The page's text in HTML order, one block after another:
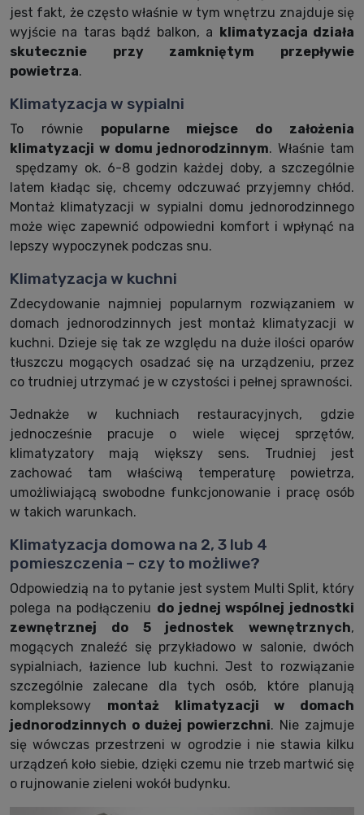
jest fakt, że często właśnie w tym wnętrzu znajduje się
wyjście na taras bądź balkon, a klimatyzacja działa
skutecznie przy zamkniętym przepływie
powietrza.
Klimatyzacja w sypialni
To równie popularne miejsce do założenia
klimatyzacji w domu jednorodzinnym. Właśnie tam
spędzamy ok. 6-8 godzin każdej doby, a szczególnie
latem kładąc się, chcemy odczuwać przyjemny chłód.
Montaż klimatyzacji w sypialni domu jednorodzinnego
może więc zapewnić odpowiedni komfort i wpłynąć na
lepszy wypoczynek podczas snu.
Klimatyzacja w kuchni
Zdecydowanie najmniej popularnym rozwiązaniem w
domach jednorodzinnych jest montaż klimatyzacji w
kuchni. Dzieje się tak ze względu na duże ilości oparów
tłuszczu mogących osadzać się na urządzeniu, przez
co trudniej utrzymać je w czystości i pełnej sprawności.
Jednakże w kuchniach restauracyjnych, gdzie
jednocześnie pracuje o wiele więcej sprzętów,
klimatyzatory mają większy sens. Trudniej jest
zachować tam właściwą temperaturę powietrza,
umożliwiającą swobodne funkcjonowanie i pracę osób
w takich warunkach.
Klimatyzacja domowa na 2, 3 lub 4
pomieszczenia – czy to możliwe?
Odpowiedzią na to pytanie jest system Multi Split, który
polega na podłączeniu do jednej wspólnej jednostki
zewnętrznej do 5 jednostek wewnętrznych,
mogących znaleźć się przykładowo w salonie, dwóch
sypialniach, łazience lub kuchni. Jest to rozwiązanie
szczególnie zalecane dla tych osób, które planują
kompleksowy montaż klimatyzacji w domach
jednorodzinnych o dużej powierzchni. Nie zajmuje
się wówczas przestrzeni w ogrodzie i nie stawia kilku
urządzeń koło siebie, dzięki czemu nie trzeb martwić się
o rujnowanie zieleni wokół budynku.